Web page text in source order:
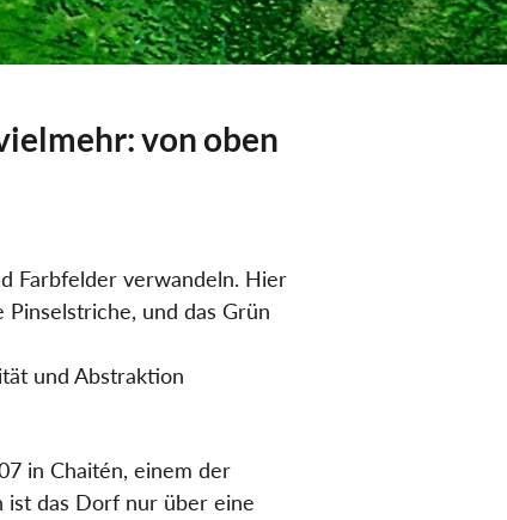
von oben
Farbfelder verwandeln. Hier
und das Grün
und Abstraktion
in Chaitén, einem der
ist das Dorf nur über eine